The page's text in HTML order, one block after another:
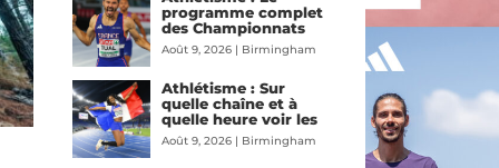
programme complet
des Championnats
d’Europe de
Birmingham 2026
Août 9, 2026 | Birmingham
Athlétisme : Sur
quelle chaîne et à
quelle heure voir les
Championnats
d’Europe de
Août 9, 2026 | Birmingham